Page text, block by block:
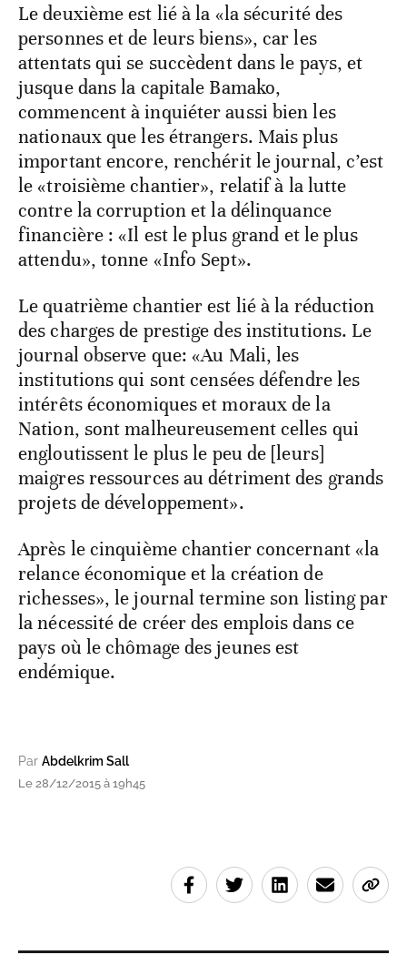
Le deuxième est lié à la «la sécurité des
personnes et de leurs biens», car les
attentats qui se succèdent dans le pays, et
jusque dans la capitale Bamako,
commencent à inquiéter aussi bien les
nationaux que les étrangers. Mais plus
important encore, renchérit le journal, c’est
le «troisième chantier», relatif à la lutte
contre la corruption et la délinquance
financière : «Il est le plus grand et le plus
attendu», tonne «Info Sept».
Le quatrième chantier est lié à la réduction
des charges de prestige des institutions. Le
journal observe que: «Au Mali, les
institutions qui sont censées défendre les
intérêts économiques et moraux de la
Nation, sont malheureusement celles qui
engloutissent le plus le peu de [leurs]
maigres ressources au détriment des grands
projets de développement».
Après le cinquième chantier concernant «la
relance économique et la création de
richesses», le journal termine son listing par
la nécessité de créer des emplois dans ce
pays où le chômage des jeunes est
endémique.
Par Abdelkrim Sall
Le 28/12/2015 à 19h45